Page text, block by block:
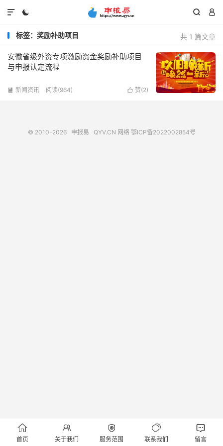
  

共 1 篇文章
标签：奖励补助项目
安徽省级外资专项激励资金奖励补助项目
与申报认定流程
 赞(2)
 新闻资讯 阅读(964)
© 2010-2026 申报易 QYV.CN 网络 鄂ICP备2022002854号

首页

关于我们

服务范围

联系我们

留言